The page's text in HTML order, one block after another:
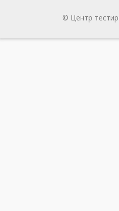
© Центр